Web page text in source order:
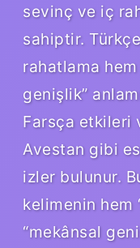
sevinç ve iç
sahiptir.
rahatlama
genişlik”
Farsça etkileri
Avestan gibi
izler bulunur.
kelimenin hem
“mekânsal